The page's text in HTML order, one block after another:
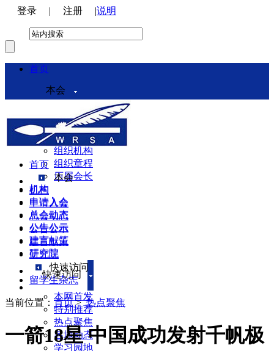
登录 | 注册 |说明
首页
本会
本会介绍
领导机构
理事会
组织机构
组织章程
历届会长
机构
申请入会
总会动态
公告公示
建言献策
研究院
快速访问
本网首发
特别推荐
热点聚焦
各地动态
学习园地
首页
本会
机构
申请入会
总会动态
公告公示
建言献策
研究院
快速访问
留学生杂志
当前位置： 首页>热点聚焦
一箭18星 中国成功发射千帆极